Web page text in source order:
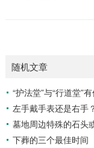
随机文章
“护法堂”与“行道堂”
左手戴手表还是右手
墓地周边特殊的石头
下葬的三个最佳时间